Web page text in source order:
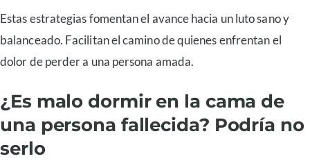
Estas estrategias fomentan el avance hacia un luto sano y
balanceado. Facilitan el camino de quienes enfrentan el
dolor de perder a una persona amada.
¿Es malo dormir en la cama de
una persona fallecida? Podría no
serlo